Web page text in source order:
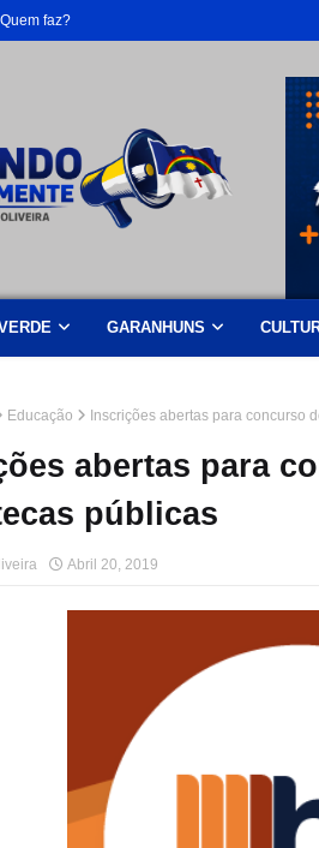
Quem faz?
GARANHUNS
Educação Inscrições abertas para concurso
abertas para
públicas
Abril 20, 2019